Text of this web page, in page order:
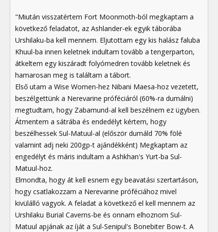
"Miután visszatértem Fort Moonmoth-ból megkaptam a
következő feladatot, az Ashlander-ek egyik táborába
Urshilaku-ba kell mennem. Eljutottam egy kis halász faluba
Khuul-ba innen keletnek indultam tovább a tengerparton,
átkeltem egy kiszáradt folyómedren tovább keletnek és
hamarosan meg is találtam a tábort.
Első utam a Wise Women-hez Nibani Maesa-hoz vezetett,
beszélgettünk a Nerevarine próféciáról (60%-ra dumálni)
megtudtam, hogy Zabamund-al kell beszélnem ez ügyben.
Átmentem a sátrába és endedélyt kértem, hogy
beszélhessek Sul-Matuul-al (először dumáld 70% fölé
valamint adj neki 200gp-t ajándékként) Megkaptam az
engedélyt és máris indultam a Ashkhan's Yurt-ba Sul-
Matuul-hoz.
Elmondta, hogy át kell esnem egy beavatási szertartáson,
hogy csatlakozzam a Nerevarine próféciához mivel
kivülálló vagyok. A feladat a következő el kell mennem az
Urshilaku Burial Caverns-be és onnam elhoznom Sul-
Matuul apjának az íját a Sul-Senipul's Bonebiter Bow-t. A